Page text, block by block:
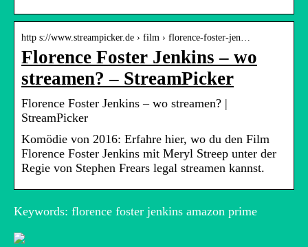
http s://www.streampicker.de › film › florence-foster-jen…
Florence Foster Jenkins – wo
streamen? – StreamPicker
Florence Foster Jenkins – wo streamen? |
StreamPicker
Komödie von 2016: Erfahre hier, wo du den Film
Florence Foster Jenkins mit Meryl Streep unter der
Regie von Stephen Frears legal streamen kannst.
Keywords: florence foster jenkins amazon prime